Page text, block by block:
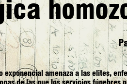
exponencial amenaza a las elites,